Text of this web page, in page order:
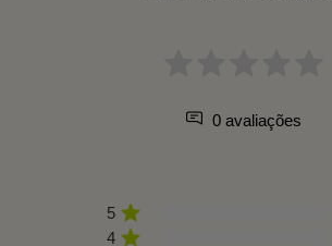
0 avaliações
5
4